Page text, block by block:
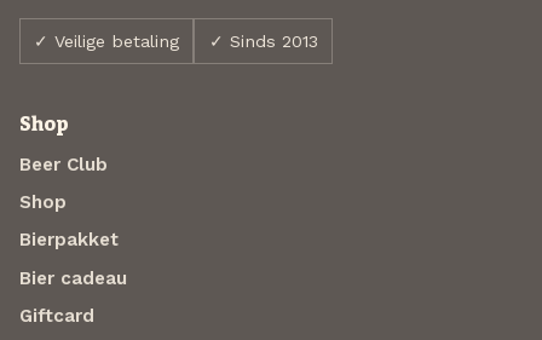
✓ Veilige betaling ✓ Sinds 2013
Shop
Beer Club
Shop
Bierpakket
Bier cadeau
Giftcard